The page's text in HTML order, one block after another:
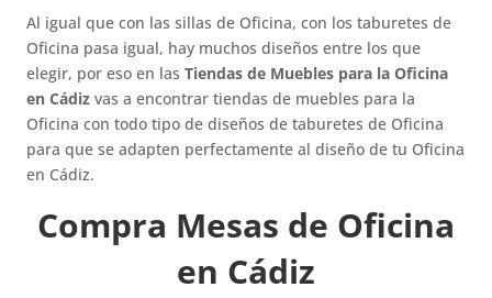
Al igual que con las sillas de Oficina, con los taburetes de
Oficina pasa igual, hay muchos diseños entre los que
elegir, por eso en lasTiendas de Muebles para la Oficina
en Cádiz vas a encontrar tiendas de muebles para la
Oficina con todo tipo de diseños de taburetes de Oficina
para que se adapten perfectamente al diseño de tu Oficina
en Cádiz.
Compra Mesas de Oficina
en Cádiz